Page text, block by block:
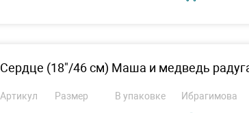
Сердце (18"/46 см) Маша и медведь
Артикул Размер В упаковке Ибрагимова